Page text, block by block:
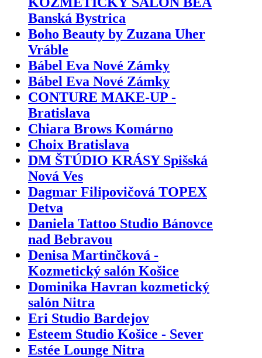
Banská Bystrica
Boho Beauty by Zuzana Uher
Vráble
Bábel Eva Nové Zámky
Bábel Eva Nové Zámky
CONTURE MAKE-UP -
Bratislava
Chiara Brows Komárno
Choix Bratislava
DM ŠTÚDIO KRÁSY Spišská
Nová Ves
Dagmar Filipovičová TOPEX
Detva
Daniela Tattoo Studio Bánovce
nad Bebravou
Denisa Martinčková -
Kozmetický salón Košice
Dominika Havran kozmetický
salón Nitra
Eri Studio Bardejov
Esteem Studio Košice - Sever
Estée Lounge Nitra